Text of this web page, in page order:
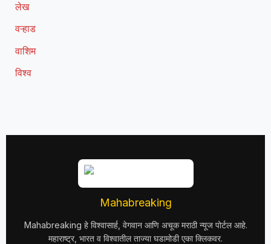
लेख
वऱ्हाड
वाशिम
विश्व
Mahabreaking
Mahabreaking हे विश्वासार्ह, वेगवान आणि अचूक मराठी न्यूज पोर्टल आहे.
महाराष्ट्र, भारत व विश्वातील ताज्या घडामोडी एका क्लिकवर.